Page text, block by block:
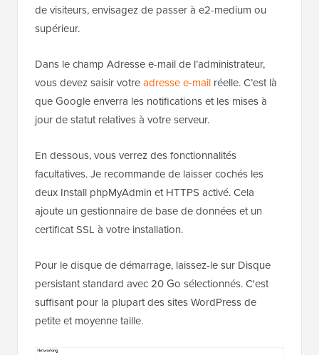
de visiteurs, envisagez de passer à e2-medium ou
supérieur.
Dans le champ Adresse e-mail de l’administrateur,
vous devez saisir votreadresse e-mail réelle. C’est là
que Google enverra les notifications et les mises à
jour de statut relatives à votre serveur.
En dessous, vous verrez des fonctionnalités
facultatives. Je recommande de laisser cochés les
deux Install phpMyAdmin et HTTPS activé. Cela
ajoute un gestionnaire de base de données et un
certificat SSL à votre installation.
Pour le disque de démarrage, laissez-le sur Disque
persistant standard avec 20 Go sélectionnés. C'est
suffisant pour la plupart des sites WordPress de
petite et moyenne taille.